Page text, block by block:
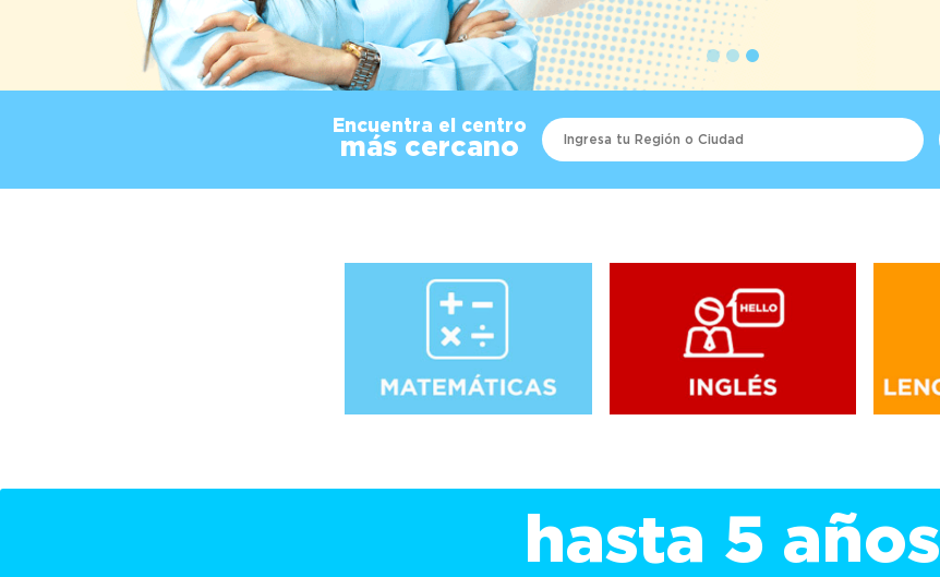
Encuentra el centro
más cercano
hasta 5 años